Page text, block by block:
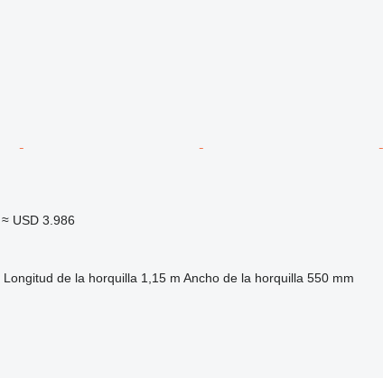
≈ USD 3.986
Longitud de la horquilla 1,15 m Ancho de la horquilla 550 mm